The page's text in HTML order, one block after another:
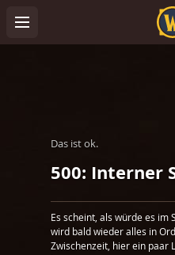
Das ist ok.
500: Interner
Es scheint, als würde es im
wird bald wieder alles in
Zwischenzeit, hier ein paar